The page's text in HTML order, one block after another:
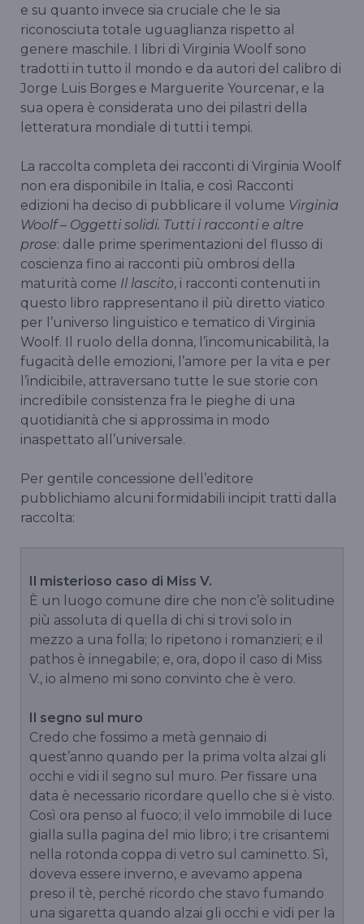
e su quanto invece sia cruciale che le sia
riconosciuta totale uguaglianza rispetto al
genere maschile. I libri di Virginia Woolf sono
tradotti in tutto il mondo e da autori del calibro di
Jorge Luis Borges e Marguerite Yourcenar, e la
sua opera è considerata uno dei pilastri della
letteratura mondiale di tutti i tempi.
La raccolta completa dei racconti di Virginia Woolf
non era disponibile in Italia, e così Racconti
edizioni ha deciso di pubblicare il volume Virginia
Woolf – Oggetti solidi. Tutti i racconti e altre
prose: dalle prime sperimentazioni del flusso di
coscienza fino ai racconti più ombrosi della
maturità come Il lascito, i racconti contenuti in
questo libro rappresentano il più diretto viatico
per l’universo linguistico e tematico di Virginia
Woolf. Il ruolo della donna, l’incomunicabilità, la
fugacità delle emozioni, l’amore per la vita e per
l’indicibile, attraversano tutte le sue storie con
incredibile consistenza fra le pieghe di una
quotidianità che si approssima in modo
inaspettato all’universale.
Per gentile concessione dell’editore
pubblichiamo alcuni formidabili incipit tratti dalla
raccolta:
Il misterioso caso di Miss V.
È un luogo comune dire che non c’è solitudine
più assoluta di quella di chi si trovi solo in
mezzo a una folla; lo ripetono i romanzieri; e il
pathos è innegabile; e, ora, dopo il caso di Miss
V., io almeno mi sono convinto che è vero.
Il segno sul muro
Credo che fossimo a metà gennaio di
quest’anno quando per la prima volta alzai gli
occhi e vidi il segno sul muro. Per fissare una
data è necessario ricordare quello che si è visto.
Così ora penso al fuoco; il velo immobile di luce
gialla sulla pagina del mio libro; i tre crisantemi
nella rotonda coppa di vetro sul caminetto. Sì,
doveva essere inverno, e avevamo appena
preso il tè, perché ricordo che stavo fumando
una sigaretta quando alzai gli occhi e vidi per la